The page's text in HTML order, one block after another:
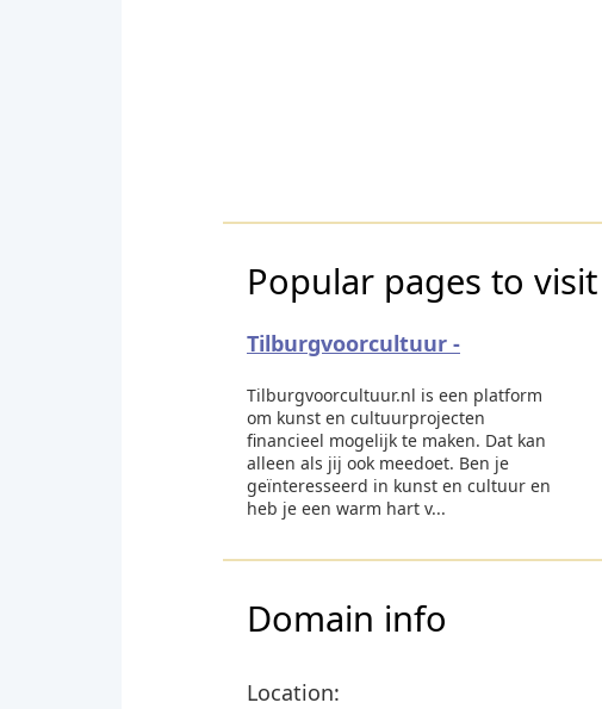
Popular pages to
Tilburgvoorcultuur -
Tilburgvoorcultuur.nl is een platform
om kunst en cultuurprojecten
financieel mogelijk te maken. Dat kan
alleen als jij ook meedoet. Ben je
geïnteresseerd in kunst en cultuur en
heb je een warm hart v...
Domain info
Location: